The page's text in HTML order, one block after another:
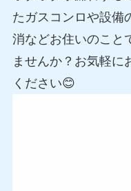
たガスコンロや設備
消などお住いのこと
ませんか？お気軽に
ください😊